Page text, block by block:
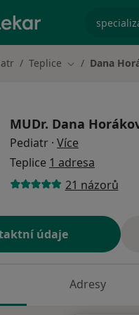
Teplice Změna města
Dana
MUDr. Dana
Pediatr · Více
Teplice 1 adresa
21 názorů
údaje
Adresy